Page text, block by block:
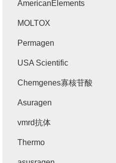
AmericanElements
MOLTOX
Permagen
USA Scientific
Chemgenes寡核苷酸
Asuragen
vmrd抗体
Thermo